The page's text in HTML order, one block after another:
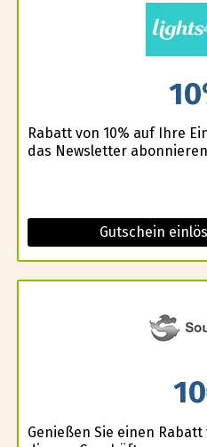
Rabatt von 10% auf Ihre
das Newsletter
Gutschein
Genießen Sie einen Rabatt